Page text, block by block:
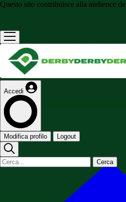
Questo sito contribuisce alla audience de
Accedi
Modifica profilo Logout
Cerca